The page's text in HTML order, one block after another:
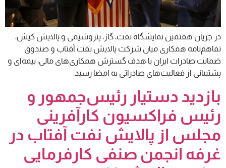
در جریان هفتمین نمایشگاه نفت، گاز، پتروشیمی و پالایش کیش،
تفاهم‌نامه همکاری میان شرکت پالایش نفت آفتاب و صندوق
ضمانت صادرات ایران با هدف گسترش همکاری‌های مالی، بیمه‌ای و
پشتیبانی از فعالیت‌های صادراتی به امضا رسید.
بازدید دستیار رئیس‌جمهور و
رئیس فراکسیون کارآفرینی
مجلس از پالایش نفت آفتاب در
غرفه انجمن صنفی کارفرمایی